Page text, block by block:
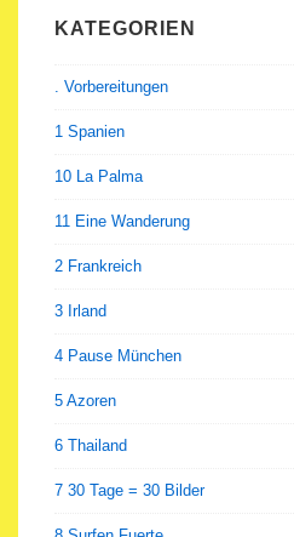
KATEGORIEN
. Vorbereitungen
1 Spanien
10 La Palma
11 Eine Wanderung
2 Frankreich
3 Irland
4 Pause München
5 Azoren
6 Thailand
7 30 Tage = 30 Bilder